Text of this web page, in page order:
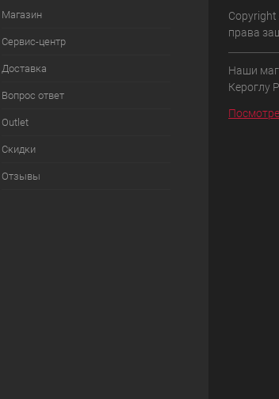
Магазин
Сервис-центр
Доставка
Вопрос ответ
Outlet
Скидки
Отзывы
права
Наши
Кероглу